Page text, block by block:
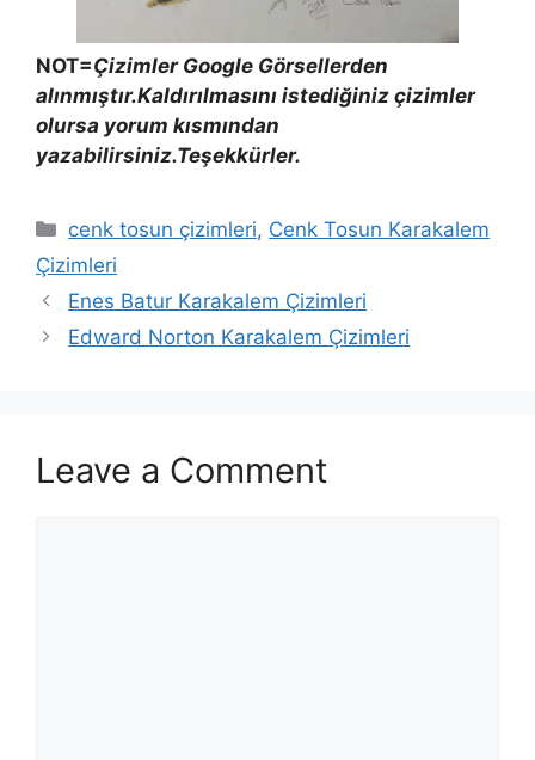
NOT=Çizimler Google Görsellerden
alınmıştır.Kaldırılmasını istediğiniz çizimler
olursa yorum kısmından
yazabilirsiniz.Teşekkürler.
Categories
cenk tosun çizimleri, Cenk Tosun Karakalem
Çizimleri
Enes Batur Karakalem Çizimleri
Edward Norton Karakalem Çizimleri
Leave a Comment